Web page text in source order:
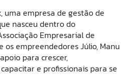
uma empresa de gestão de
nasceu dentro do
Empresarial de
os empreendedores Júlio, Manu
para crescer,
e profissionais para se